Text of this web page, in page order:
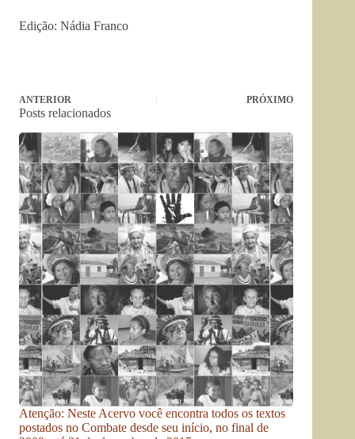
Edição: Nádia Franco
ANTERIOR PRÓXIMO
Posts relacionados
Atenção: Neste Acervo você encontra todos os textos
postados no Combate desde seu início, no final de